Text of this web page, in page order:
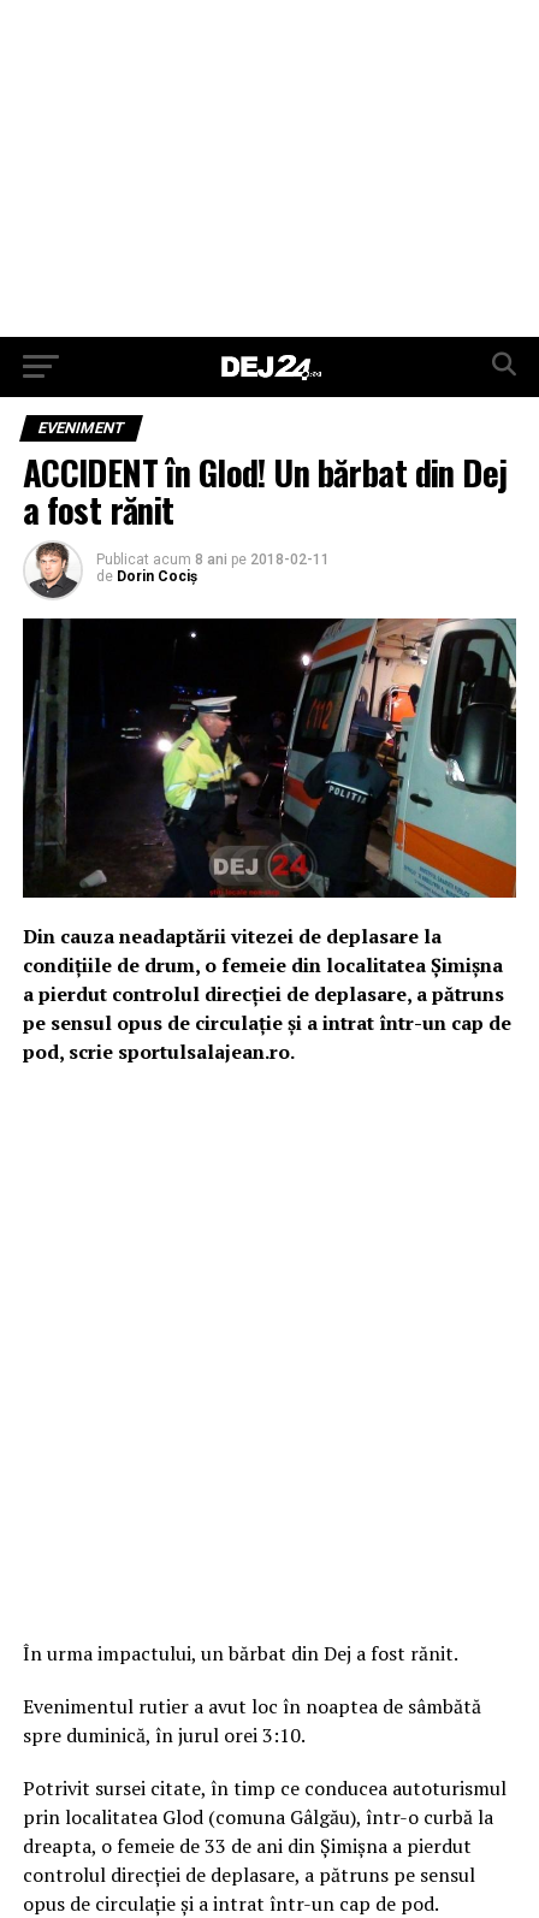
EVENIMENT
ACCIDENT în Glod! Un bărbat din Dej
a fost rănit
Publicat acum 8 ani pe 2018-02-11
de Dorin Cociș
Din cauza neadaptării vitezei de deplasare la
condiţiile de drum, o femeie din localitatea Şimişna
a pierdut controlul direcţiei de deplasare, a pătruns
pe sensul opus de circulaţie şi a intrat într-un cap de
pod, scrie sportulsalajean.ro.
În urma impactului, un bărbat din Dej a fost rănit.
Evenimentul rutier a avut loc în noaptea de sâmbătă
spre duminică, în jurul orei 3:10.
Potrivit sursei citate, în timp ce conducea autoturismul
prin localitatea Glod (comuna Gâlgău), într-o curbă la
dreapta, o femeie de 33 de ani din Şimişna a pierdut
controlul direcţiei de deplasare, a pătruns pe sensul
opus de circulaţie şi a intrat într-un cap de pod.